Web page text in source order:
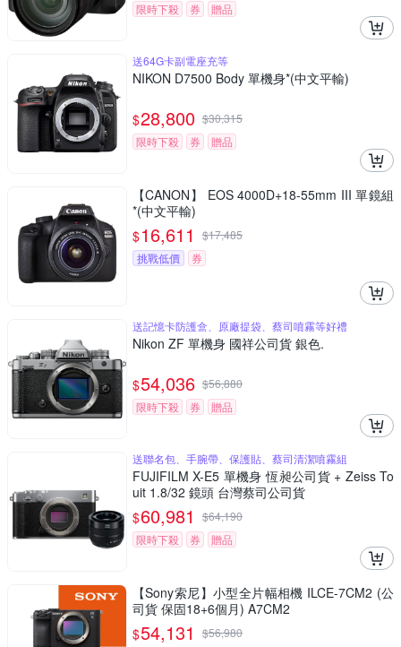
限時下殺
券 贈品
送64G卡副電座充等
NIKON D7500 Body 單機身*(中文平輸)
$28,800 $30,315
限時下殺
券 贈品
【CANON】 EOS 4000D+18-55mm III 單鏡組
*(中文平輸)
$16,611 $17,485
挑戰低價
券
送記憶卡防護盒、原廠提袋、蔡司噴霧等好禮
Nikon ZF 單機身 國祥公司貨 銀色.
$54,036 $56,880
限時下殺
券 贈品
送聯名包、手腕帶、保護貼、蔡司清潔噴霧組
FUJIFILM X-E5 單機身 恆昶公司貨 + Zeiss To
uit 1.8/32 鏡頭 台灣蔡司公司貨
$60,981 $64,190
限時下殺
券 贈品
【Sony索尼】小型全片幅相機 ILCE-7CM2 (公
司貨 保固18+6個月) A7CM2
$54,131 $56,980